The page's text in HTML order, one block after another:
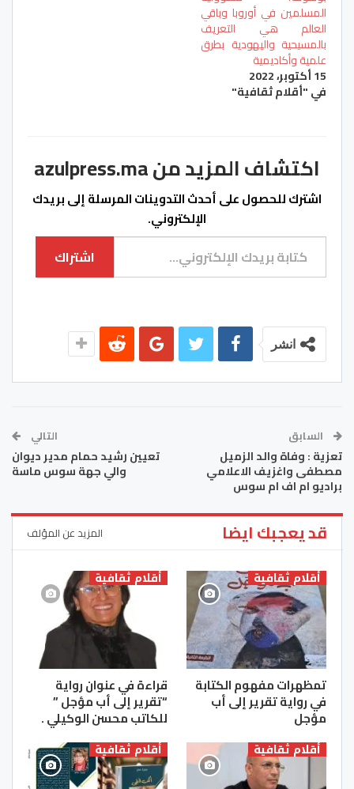
المسلمين في أوروبا وباقي
العالم هي التعريف
بالمسيحية واليهودية بطرق
علمية وأكاديمية
15 أكتوبر، 2022
في "أقلام ثقافية"
اكتشاف المزيد من azulpress.ma
اشترك للحصول على أحدث التدوينات المرسلة إلى بريدك
الإلكتروني.
كتابة بريدك الإلكتروني...
اشتراك
انشر
السابق
تعزية : وفاة والد الزميل
مصطفى واغزيف الاعلامي
براديو ام اف ام سوس
التالي
تعيين رشيد حمام مدير ديوان
والي جهة سوس ماسة
قد يعجبك ايضا المزيد عن المؤلف
أقلام ثقافية
تمظهرات مفهوم الكتابة
في رواية تقرير إلى أب
مؤجل
أقلام ثقافية
قراءة في عنوان رواية
“تقرير إلى أب مؤجل ”
للكاتب محسن الوكيلي .
أقلام ثقافية أقلام ثقافية